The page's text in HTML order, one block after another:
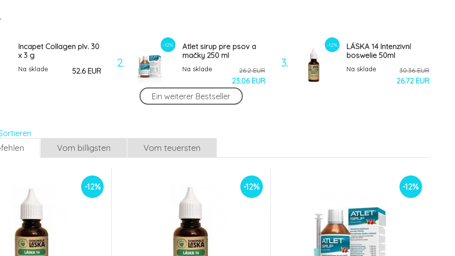
Incapet Collagen plv. 30
x 3 g
Na sklade 52.6 EUR
2.
-12%
Atlet sirup pre psov a
mačky 250 ml
Na sklade 26.2 EUR
23.06 EUR
3.
-12%
LÁSKA 14 Intenzivní
boswelie 50ml
Na sklade 30.36 EUR
26.72 EUR
19.78 EUR
Ein weiterer Bestseller
Vom billigsten Vom teuersten
-12% -12% -12%